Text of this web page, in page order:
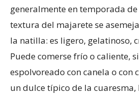
generalmente en temporada de
textura del majarete se
la natilla: es ligero, gelatinoso,
Puede comerse frío o caliente,
espolvoreado con canela o con
un dulce típico de la cuaresma,